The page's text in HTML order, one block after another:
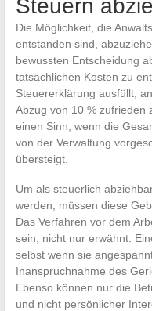
Steuern
Die Möglichkeit, die
entstanden sind,
bewussten Entscheidung
tatsächlichen Kosten zu
Steuererklärung ausfüllt,
Abzug von 10 % zufrieden
einen Sinn, wenn die
von der Verwaltung
übersteigt.
Um als steuerlich
werden, müssen diese
Das Verfahren vor dem
sein, nicht nur erwähnt.
selbst wenn sie
Inanspruchnahme des
Ebenso können nur die
und nicht persönlicher